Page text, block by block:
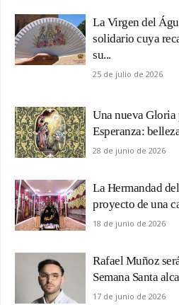
La Virgen del
solidario cuya
su...
25 de julio de 2026
Una nueva Gloria
Esperanza:
28 de junio de 2026
La Hermandad
proyecto de una
18 de junio de 2026
Rafael Muñoz
Semana Santa
17 de junio de 2026